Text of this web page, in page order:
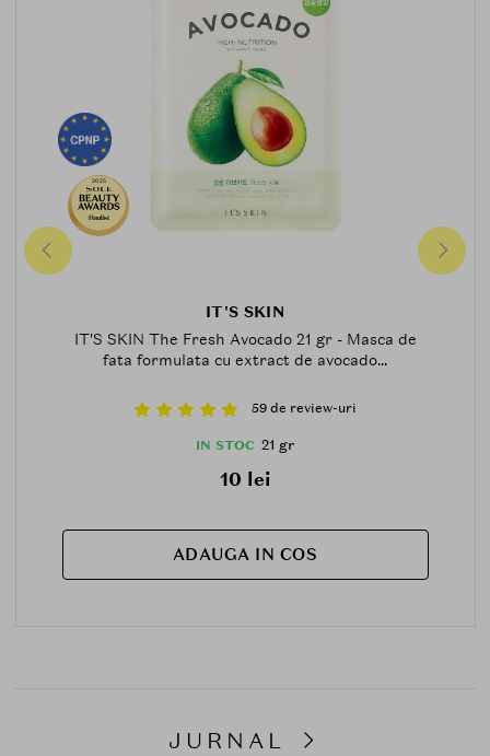
2025
Finalist
IT'S SKIN
IT'S SKIN The Fresh Avocado 21 gr - Masca de
fata formulata cu extract de avocado...
59 de review-uri
IN STOC 21 gr
10 lei
ADAUGA IN COS
JURNAL